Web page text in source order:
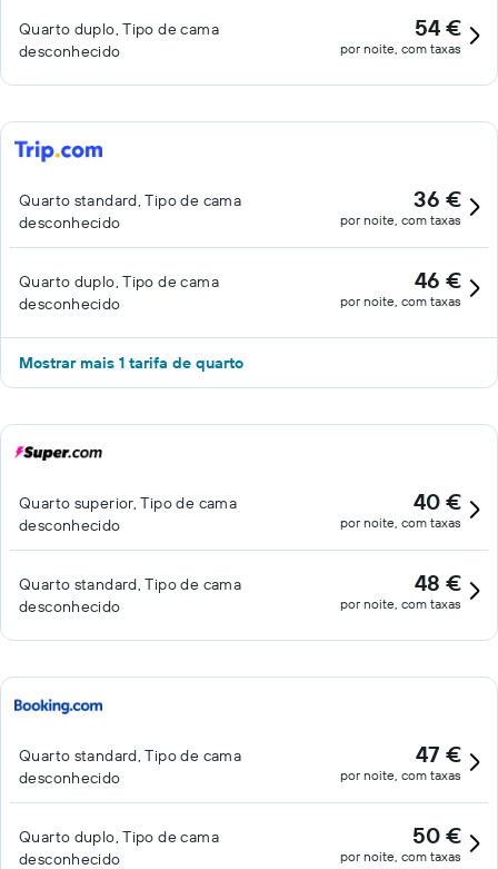
Quarto duplo, Tipo de cama
desconhecido
54 €
por noite, com taxas
Quarto standard, Tipo de cama
desconhecido
36 €
por noite, com taxas
Quarto duplo, Tipo de cama
desconhecido
46 €
por noite, com taxas
Mostrar mais 1 tarifa de quarto
Quarto superior, Tipo de cama
desconhecido
40 €
por noite, com taxas
Quarto standard, Tipo de cama
desconhecido
48 €
por noite, com taxas
Quarto standard, Tipo de cama
desconhecido
47 €
por noite, com taxas
Quarto duplo, Tipo de cama
desconhecido
50 €
por noite, com taxas